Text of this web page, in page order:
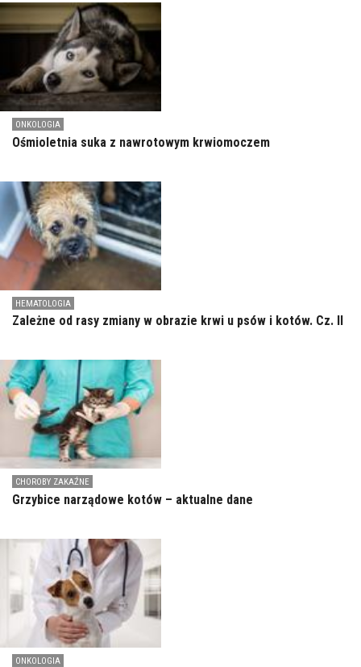
ONKOLOGIA
Ośmioletnia suka z nawrotowym krwiomoczem
HEMATOLOGIA
Zależne od rasy zmiany w obrazie krwi u psów i kotów. Cz. II
CHOROBY ZAKAŹNE
Grzybice narządowe kotów – aktualne dane
ONKOLOGIA